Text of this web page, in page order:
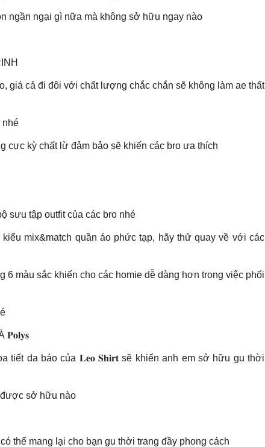
ngần ngại gì nữa mà không sở hữu ngay nào
giá cả đi đôi với chất lượng chắc chắn sẽ không làm ae thất
nhé
kỳ chất lừ đảm bảo sẽ khiến các bro ưa thích
sưu tập outfit của các bro nhé
mix&match quần áo phức tạp, hãy thử quay về với các
màu sắc khiến cho các homie dễ dàng hơn trong việc phối
𝐏𝐨𝐥𝐲𝐬
tiết da báo của 𝐋𝐞𝐨 𝐒𝐡𝐢𝐫𝐭 sẽ khiến anh em sở hữu gu thời
được sở hữu nào
thể mang lại cho bạn gu thời trang đầy phong cách